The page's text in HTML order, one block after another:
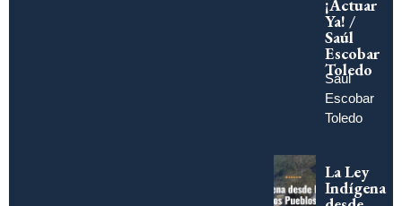
¡Actuar
Ya! /
Saúl
Escobar
Toledo
Saúl
Escobar
Toledo
La Ley
Indígena